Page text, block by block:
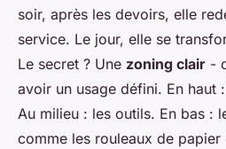
soir, après les devoirs, elle
service. Le jour, elle se
Le secret ? Une zoning clair -
avoir un usage défini. En haut
Au milieu : les outils. En bas :
comme les rouleaux de papier